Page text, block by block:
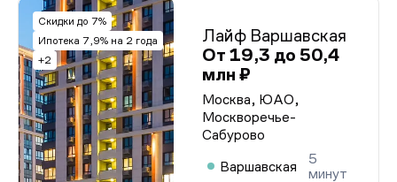
Скидки до 7%
Ипотека 7,9% на 2 года
+2
Лайф Варшавская
От 19,3 до 50,4
млн ₽
Москва, ЮАО,
Москворечье-
Сабурово
Варшавская
5
минут